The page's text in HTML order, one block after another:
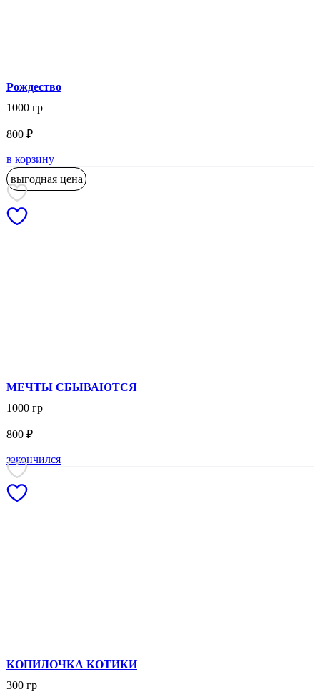
Рождество
1000 гр
800 ₽
в корзину
выгодная цена
МЕЧТЫ СБЫВАЮТСЯ
1000 гр
800 ₽
закончился
КОПИЛОЧКА КОТИКИ
300 гр